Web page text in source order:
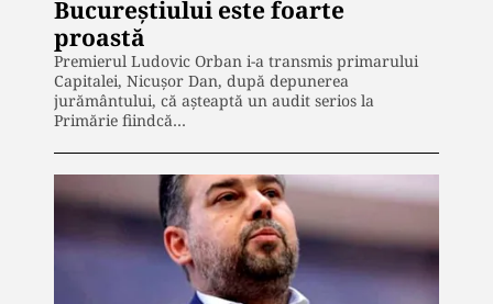
Bucureştiului este foarte
proastă
Premierul Ludovic Orban i-a transmis primarului
Capitalei, Nicușor Dan, după depunerea
jurământului, că așteaptă un audit serios la
Primărie fiindcă…